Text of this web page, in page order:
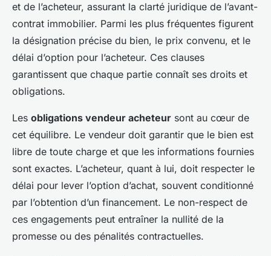
et de l’acheteur, assurant la clarté juridique de l’avant-
contrat immobilier. Parmi les plus fréquentes figurent
la désignation précise du bien, le prix convenu, et le
délai d’option pour l’acheteur. Ces clauses
garantissent que chaque partie connaît ses droits et
obligations.
Les obligations vendeur acheteur sont au cœur de
cet équilibre. Le vendeur doit garantir que le bien est
libre de toute charge et que les informations fournies
sont exactes. L’acheteur, quant à lui, doit respecter le
délai pour lever l’option d’achat, souvent conditionné
par l’obtention d’un financement. Le non-respect de
ces engagements peut entraîner la nullité de la
promesse ou des pénalités contractuelles.